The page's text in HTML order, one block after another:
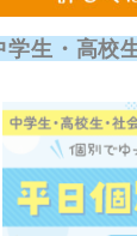
学生・高校